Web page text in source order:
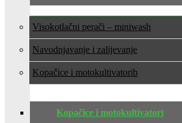
Visokotlačni perači – miniwash
Navodnjavanje i zalijevanje
Kopačice i motokultivatori
Kopačice i motokultivatori